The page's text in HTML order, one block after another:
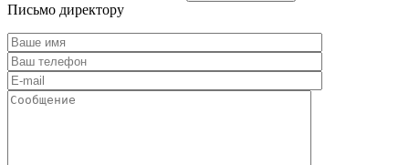
Письмо директору